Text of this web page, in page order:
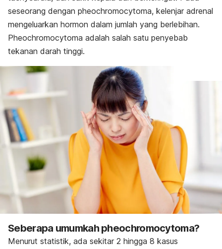
seseorang dengan pheochromocytoma, kelenjar adrenal
mengeluarkan hormon dalam jumlah yang berlebihan.
Pheochromocytoma adalah salah satu penyebab
tekanan darah tinggi.
Seberapa umumkah pheochromocytoma?
Menurut statistik, ada sekitar 2 hingga 8 kasus